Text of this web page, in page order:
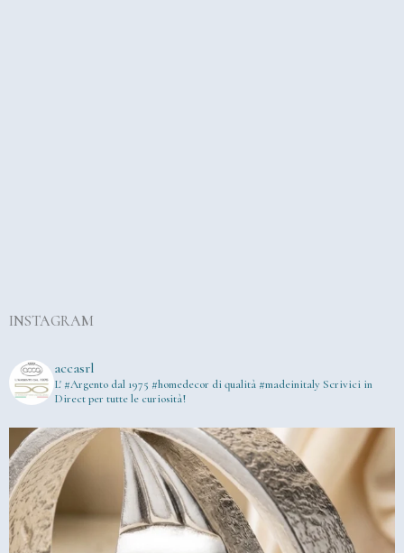
INSTAGRAM
accasrl
L' #Argento dal 1975 #homedecor di qualità #madeinitaly Scrivici in
Direct per tutte le curiosità!